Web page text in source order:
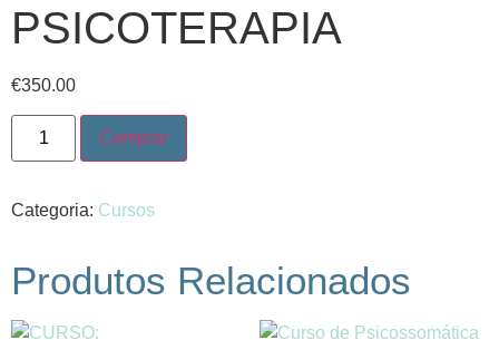
PSICOTERAPIA
€350.00
Comprar
Categoria: Cursos
Produtos Relacionados